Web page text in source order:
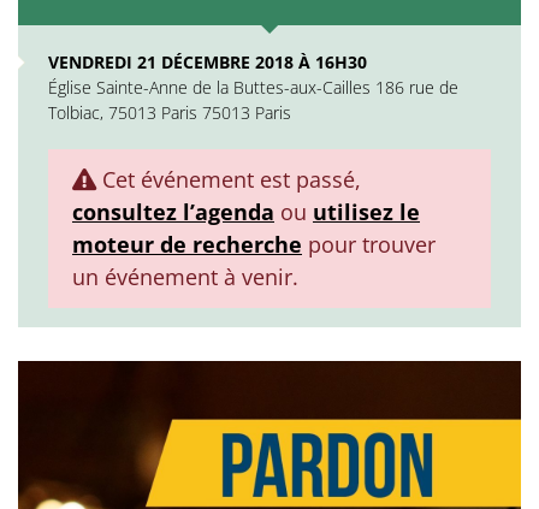
VENDREDI 21 DÉCEMBRE 2018 À 16H30
Église Sainte-Anne de la Buttes-aux-Cailles 186 rue de
Tolbiac, 75013 Paris 75013 Paris
Cet événement est passé,
consultez l’agenda ou utilisez le
moteur de recherche pour trouver
un événement à venir.